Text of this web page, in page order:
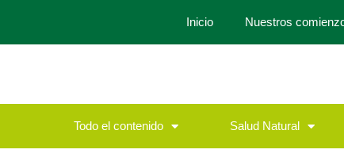
Inicio Nuestros
Todo el contenido Salud Natural